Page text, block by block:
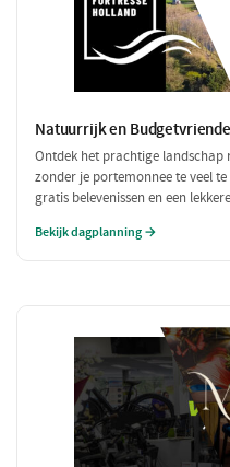
Natuurrijk en
Ontdek het prachtige landschap
zonder je portemonnee te veel
gratis belevenissen en een
hap.
Bekijk dagplanning →